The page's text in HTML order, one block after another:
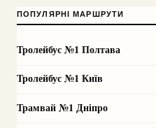
ПОПУЛЯРНІ МАРШРУТИ
Тролейбус №1 Полтава
Тролейбус №1 Київ
Трамвай №1 Дніпро